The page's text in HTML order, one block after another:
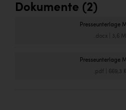
Dokumente (2)
Presseunterlage
.docx| 3,6
Presseunterlage
.pdf 669,3